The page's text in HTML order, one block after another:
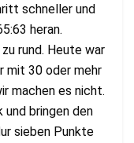
schneller und
heran.
rund. Heute war
mit 30 oder mehr
machen es nicht.
bringen den
sieben Punkte